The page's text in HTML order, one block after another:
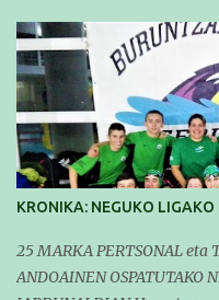
KRONIKA: NEGUKO
25 MARKA PERTSONAL eta
ANDOAINEN OSPATUTAKO